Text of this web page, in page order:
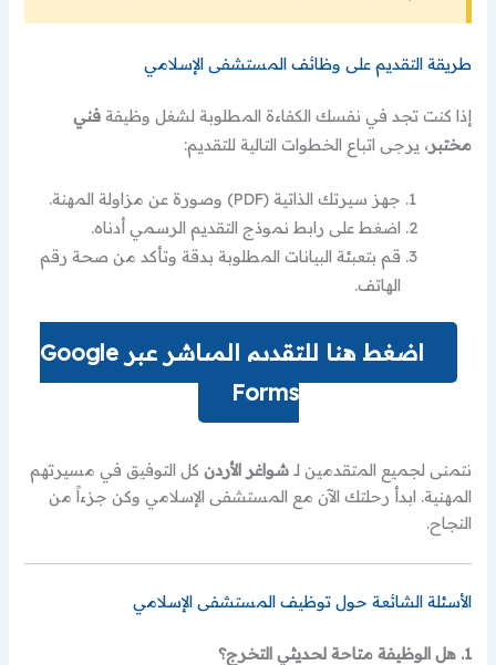
طريقة التقديم على وظائف المستشفى الإسلامي
إذا كنت تجد في نفسك الكفاءة المطلوبة لشغل وظيفةفني
مختبر، يرجى اتباع الخطوات التالية للتقديم:
جهز سيرتك الذاتية (PDF) وصورة عن مزاولة المهنة.
اضغط على رابط نموذج التقديم الرسمي أدناه.
قم بتعبئة البيانات المطلوبة بدقة وتأكد من صحة رقم
الهاتف.
اضغط هنا للتقديم المباشر عبر Google
Forms
نتمنى لجميع المتقدمين لـشواغر الأردن كل التوفيق في مسيرتهم
المهنية. ابدأ رحلتك الآن مع المستشفى الإسلامي وكن جزءاً من
النجاح.
الأسئلة الشائعة حول توظيف المستشفى الإسلامي
1. هل الوظيفة متاحة لحديثي التخرج؟